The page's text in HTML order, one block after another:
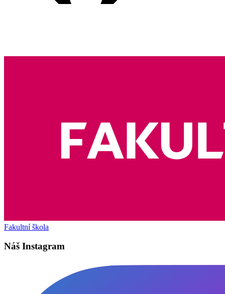
Fakultní škola
Náš Instagram